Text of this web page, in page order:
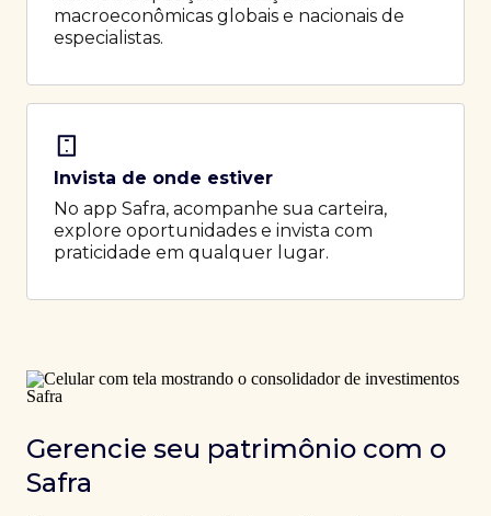
macroeconômicas globais e nacionais de
especialistas.
Invista de onde estiver
No app Safra, acompanhe sua carteira,
explore oportunidades e invista com
praticidade em qualquer lugar.
Gerencie seu patrimônio com o
Safra